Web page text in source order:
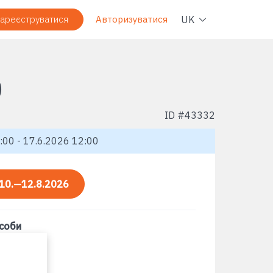
Авторизуватися UK
ID #43332
- 17.6.2026 12:00